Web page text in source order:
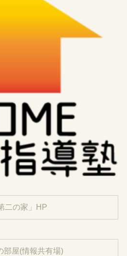
二の家」HP
部屋(情報共有場)